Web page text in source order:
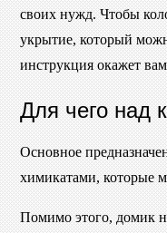
своих нужд. Чтобы
укрытие, который
инструкция окажет
Для чего над
Основное
химикатами, которые
Помимо этого, домик